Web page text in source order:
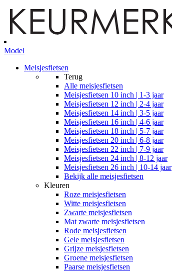
Model
Meisjesfietsen
Terug
Alle meisjesfietsen
Meisjesfietsen 10 inch | 1-3 jaar
Meisjesfietsen 12 inch | 2-4 jaar
Meisjesfietsen 14 inch | 3-5 jaar
Meisjesfietsen 16 inch | 4-6 jaar
Meisjesfietsen 18 inch | 5-7 jaar
Meisjesfietsen 20 inch | 6-8 jaar
Meisjesfietsen 22 inch | 7-9 jaar
Meisjesfietsen 24 inch | 8-12 jaar
Meisjesfietsen 26 inch | 10-14 jaar
Bekijk alle meisjesfietsen
Kleuren
Roze meisjesfietsen
Witte meisjesfietsen
Zwarte meisjesfietsen
Mat zwarte meisjesfietsen
Rode meisjesfietsen
Gele meisjesfietsen
Grijze meisjesfietsen
Groene meisjesfietsen
Paarse meisjesfietsen